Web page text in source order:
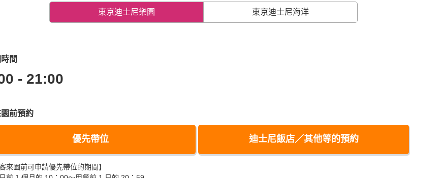
東京迪士尼樂園 東京迪士尼海洋
間
- 21:00
前預約
優先帶位 迪士尼飯店／其他等的預約
客來園前可申請優先帶位的期間】